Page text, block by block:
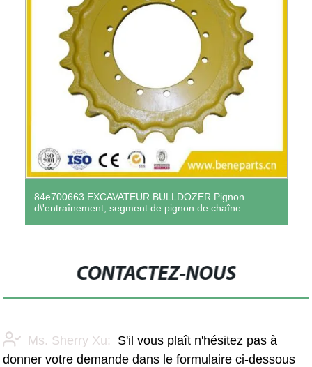
84e700663 EXCAVATEUR BULLDOZER Pignon
d\'entraînement, segment de pignon de chaîne
CONTACTEZ-NOUS
Ms. Sherry Xu:
S'il vous plaît n'hésitez pas à
donner votre demande dans le formulaire ci-dessous